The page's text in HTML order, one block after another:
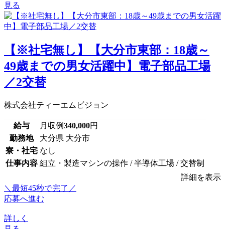
見る
【※社宅無し】【大分市東部：18歳～
49歳までの男女活躍中】電子部品工場
／2交替
株式会社ティーエムビジョン
給与 月収例340,000円
勤務地
大分県 大分市
寮・社宅 なし
仕事内容 組立・製造マシンの操作 / 半導体工場 / 交替制
詳細を表示
＼最短45秒で完了／
応募へ進む
詳しく